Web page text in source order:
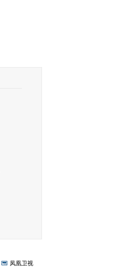
凤凰卫视